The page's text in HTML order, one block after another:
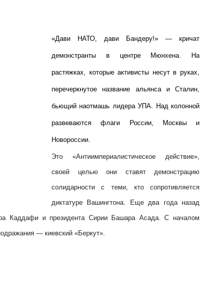
«Дави НАТО, дави Бандеру!» — кричат
демонстранты в центре Мюнхена. На
растяжках, которые активисты несут в руках,
перечеркнутое название альянса и Сталин,
бьющий наотмашь лидера УПА. Над колонной
развеваются флаги России, Москвы и
Новороссии.
Это «Антиимпериалистическое действие»,
своей целью они ставят демонстрацию
солидарности с теми, кто сопротивляется
диктатуре Вашингтона. Еще два года назад
Каддафи и президента Сирии Башара Асада. С началом
— киевский «Беркут».